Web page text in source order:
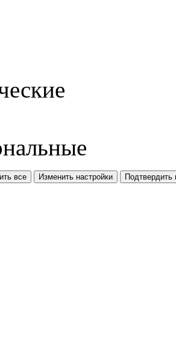
все Изменить настройки Подтвердить